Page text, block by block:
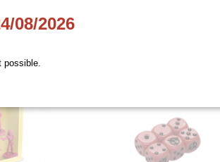
€ 26,50
08/2026
possible.